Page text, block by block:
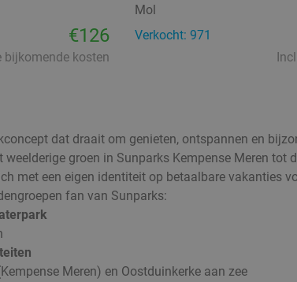
€126
bijkomende kosten
Mol
Verkocht: 971
dat draait om genieten, ontspannen en
groen in Sunparks Kempense Meren
met een eigen identiteit op betaalbare vakanties
fan van Sunparks:
Meren) en Oostduinkerke aan zee